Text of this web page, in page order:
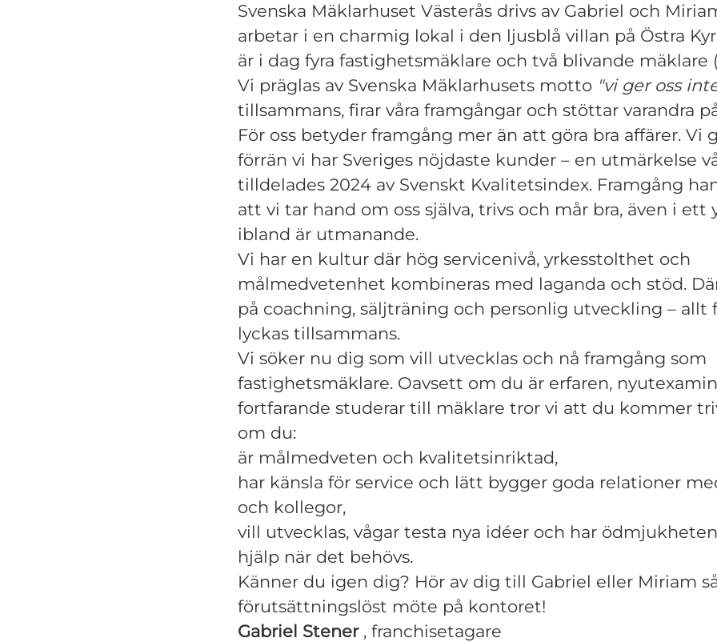
Svenska Mäklarhuset Västerås drivs av Gabriel och
arbetar i en charmig lokal i den ljusblå villan på Östra
är i dag fyra fastighetsmäklare och två blivande mäklare
Vi präglas av Svenska Mäklarhusets motto "vi ger oss
tillsammans, firar våra framgångar och stöttar varandra
För oss betyder framgång mer än att göra bra affärer. Vi
förrän vi har Sveriges nöjdaste kunder – en utmärkelse
tilldelades 2024 av Svenskt Kvalitetsindex. Framgång
att vi tar hand om oss själva, trivs och mår bra, även i ett
ibland är utmanande.
Vi har en kultur där hög servicenivå, yrkesstolthet och
målmedvetenhet kombineras med laganda och stöd.
på coachning, säljträning och personlig utveckling – allt
lyckas tillsammans.
Vi söker nu dig som vill utvecklas och nå framgång som
fastighetsmäklare. Oavsett om du är erfaren,
fortfarande studerar till mäklare tror vi att du kommer
om du:
är målmedveten och kvalitetsinriktad,
har känsla för service och lätt bygger goda relationer
och kollegor,
vill utvecklas, vågar testa nya idéer och har
hjälp när det behövs.
Känner du igen dig? Hör av dig till Gabriel eller Miriam
förutsättningslöst möte på kontoret!
Gabriel Stener, franchisetagare